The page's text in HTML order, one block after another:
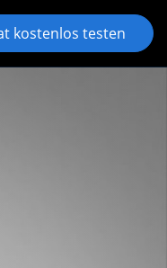
kostenlos testen